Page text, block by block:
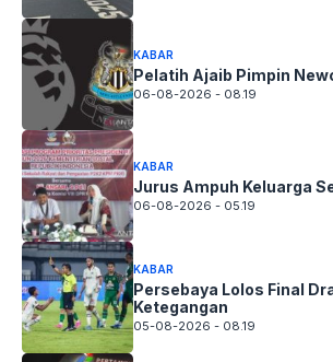
KABAR
Pelatih Ajaib Pimpin
06-08-2026 - 08.19
KABAR
Jurus Ampuh Keluarga
06-08-2026 - 05.19
KABAR
Persebaya Lolos Final
Ketegangan
05-08-2026 - 08.19